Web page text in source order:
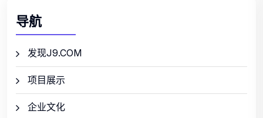
导航
发现J9.COM
项目展示
企业文化